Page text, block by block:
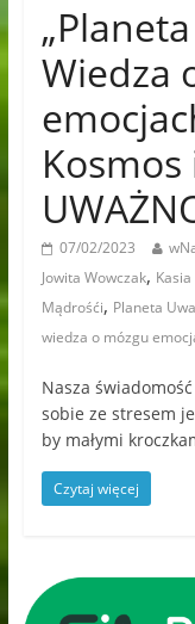
Wiedza
Kosmos
07/02/2023
Jowita Wowczak,
Mądrośći, Planeta
wiedza o mózgu
Nasza
sobie ze stresem
by małymi
Czytaj więcej